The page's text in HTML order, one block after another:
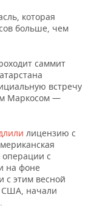
которая
больше, чем
саммит
встречу
Маркосом —
лицензию с
с
на фоне
с этим весной
начали